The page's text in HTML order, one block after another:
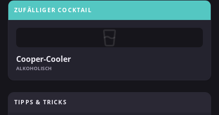
ZUFÄLLIGER COCKTAIL
Cooper-Cooler
ALKOHOLISCH
TIPPS & TRICKS